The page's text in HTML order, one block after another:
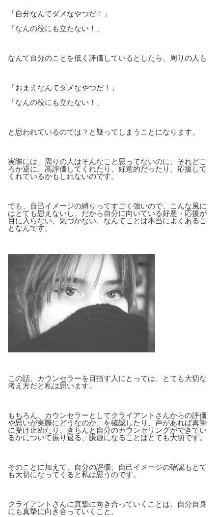
「自分なんてダメなやつだ！」
「なんの役にも立たない！」
なんて自分のことを低く評価しているとしたら、周りの人も
「おまえなんてダメなやつだ！」
「なんの役にも立たない！」
と思われているのでは？と疑ってしまうことになります。
実際には、周りの人はそんなこと思ってないのに、それどこ
ろか逆に、高評価してくれたり、好意的だったり、応援して
くれているかもしれないのです。
でも、自己イメージの縛りってすごく強いので、こんな風に
はとても思えないし、だから自分に向いている好意・応援が
目に入らない、気づかない、なんてことは本当によくあるこ
となんです。
この話、カウンセラーを目指す人にとっては、とても大切な
考え方だと私は思います。
もちろん、カウンセラーとしてクライアントさんからの評価
や思いが実際にどうなのか、を確認したり、声があれば真摯
に受け止めたり、きちんと自分のカウンセリングができてい
るかについて振り返る、謙虚になることはとても大切です。
そのことに加えて、自分の評価、自己イメージの確認もとて
も大切になってくると私は思うのです。
クライアントさんに真摯に向き合っていくことは、自分自身
にも真摯に向き合っていくこと。